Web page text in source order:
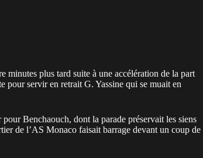
plus tard suite à une accélération de la part
pour servir en retrait G. Yassine qui se muait en
Benchaouch, dont la parade préservait les siens
de l’AS Monaco faisait barrage devant un coup de